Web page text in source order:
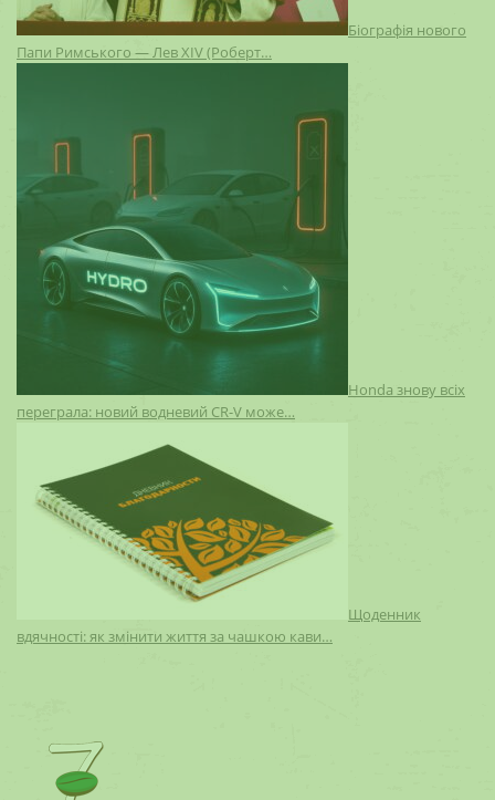
Біографія нового
Папи Римського — Лев XIV (Роберт…
Honda знову всіх
переграла: новий водневий CR-V може…
Щоденник
вдячності: як змінити життя за чашкою кави…